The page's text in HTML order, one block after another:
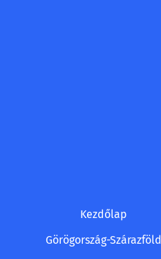
Kezdőlap
Görögország-Szárazföld